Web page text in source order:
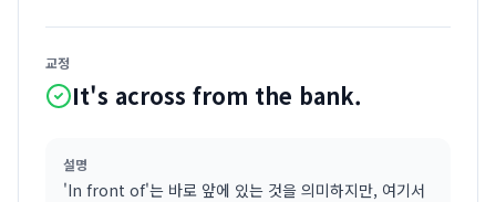
교정
It's across from the bank.
설명
'In front of'는 바로 앞에 있는 것을 의미하지만, 여기서